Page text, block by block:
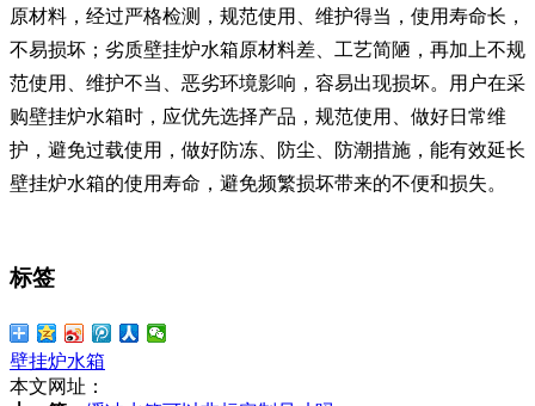
原材料，经过严格检测，规范使用、维护得当，使用寿命长，
不易损坏；劣质壁挂炉水箱原材料差、工艺简陋，再加上不规
范使用、维护不当、恶劣环境影响，容易出现损坏。用户在采
购壁挂炉水箱时，应优先选择产品，规范使用、做好日常维
护，避免过载使用，做好防冻、防尘、防潮措施，能有效延长
壁挂炉水箱的使用寿命，避免频繁损坏带来的不便和损失。
标签
壁挂炉水箱
本文网址：